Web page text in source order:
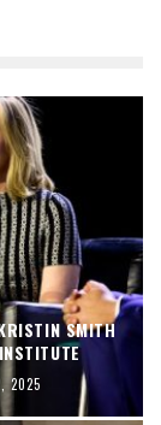
SMITH
2025